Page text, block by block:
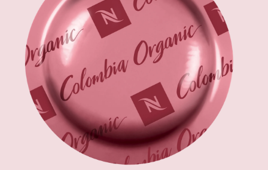
OPUS
Ansprechpartner
Jobs
News
FAQ